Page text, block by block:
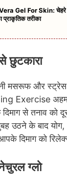
Gel For Skin: चेहरे
प्राकृतिक तरीका
छुटकारा
मसरूफ और स्ट्रेस
Exercise अहम
से तनाव को
उठने के बाद योग,
दिमाग को
ग्लो